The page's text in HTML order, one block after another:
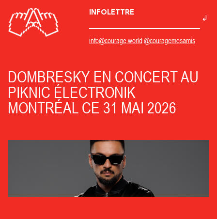
INFOLETTRE
info@courage.world @couragemesamis
DOMBRESKY EN CONCERT AU
PIKNIC ÉLECTRONIK
MONTRÉAL CE 31 MAI 2026